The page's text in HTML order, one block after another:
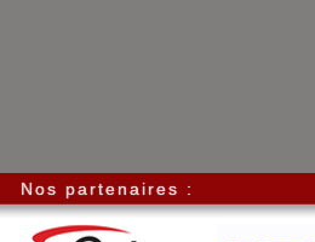
Nos partenaires :